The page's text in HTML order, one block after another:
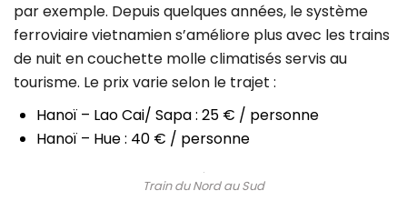
par exemple. Depuis quelques années, le système
ferroviaire vietnamien s’améliore plus avec les trains
de nuit en couchette molle climatisés servis au
tourisme. Le prix varie selon le trajet :
Hanoï – Lao Cai/ Sapa : 25 € / personne
Hanoï – Hue : 40 € / personne
Train du Nord au Sud